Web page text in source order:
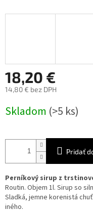
18,20 €
14,80 € bez DPH
cena:
Skladom (>5 ks)
Pridať
Perníkový sirup z
Routin. Objem 1l. Sirup so
Sladká, jemne korenistá
iného.